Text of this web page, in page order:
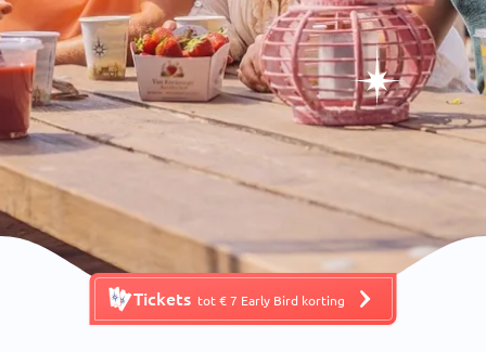
Tickets tot € 7 Early Bird korting